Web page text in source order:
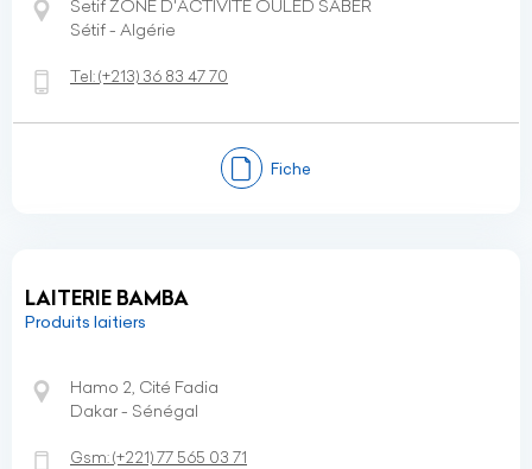
Setif ZONE D'ACTIVITE OULED SABER
Sétif - Algérie
Tel:(+213) 36 83 47 70
Fiche
LAITERIE BAMBA
Produits laitiers
Hamo 2, Cité Fadia
Dakar - Sénégal
Gsm:(+221)77 565 03 71